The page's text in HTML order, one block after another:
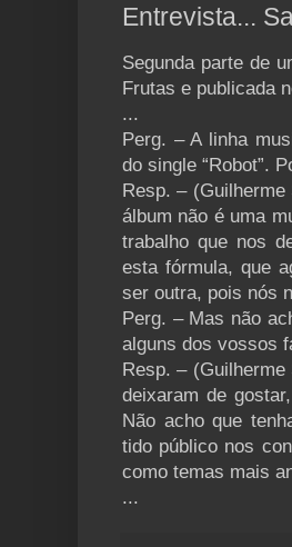
Entrevista...
Segunda parte de
Frutas e publicada
...
Perg. – A linha
do single “Robot”.
Resp. –
álbum não é uma
trabalho que nos
esta fórmula, que
ser outra, pois nós
Perg. – Mas não
alguns dos vossos
Resp. –
deixaram de
Não acho que
tido público nos
como temas mais
...